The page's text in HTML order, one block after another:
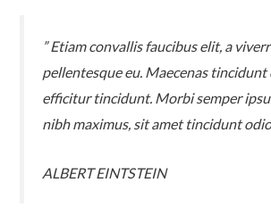
” Etiam convallis faucibus elit, a
pellentesque eu. Maecenas tincidunt
efficitur tincidunt. Morbi semper
nibh maximus, sit amet tincidunt
ALBERT EINTSTEIN